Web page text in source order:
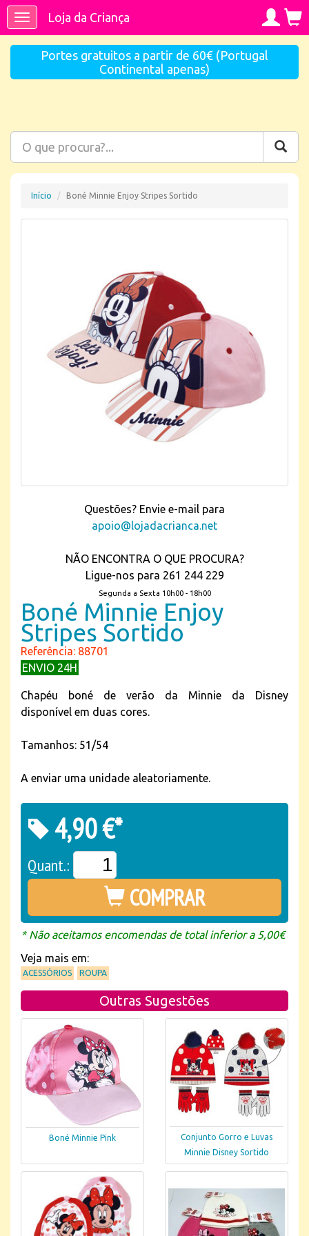
ToggleLoja da Criança
Portes gratuitos a partir de 60€ (Portugal
Continental apenas)
Início Boné Minnie Enjoy Stripes Sortido
Questões? Envie e-mail para
apoio@lojadacrianca.net
NÃO ENCONTRA O QUE PROCURA?
Ligue-nos para 261 244 229
Segunda a Sexta 10h00 - 18h00
Boné Minnie Enjoy
Stripes Sortido
Referência: 88701
ENVIO 24H
Chapéu boné de verão da Minnie da Disney
disponível em duas cores.
Tamanhos: 51/54
A enviar uma unidade aleatoriamente.
4,90 €*
Quant.:
COMPRAR
* Não aceitamos encomendas de total inferior a 5,00€
Veja mais em:
ACESSÓRIOS ROUPA
Outras Sugestões
Boné Minnie Pink
Conjunto Gorro e Luvas
Minnie Disney Sortido